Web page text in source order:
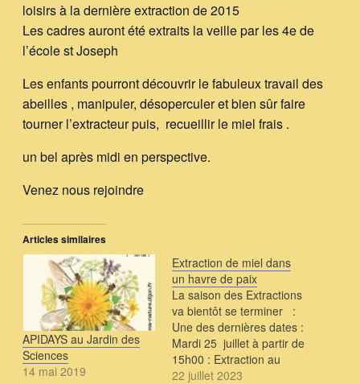
loisirs à la dernière extraction de 2015
Les cadres auront été extraits la veille par les 4e de
l’école st Joseph
Les enfants pourront découvrir le fabuleux travail des
abeilles , manipuler, désoperculer et bien sûr faire
tourner l’extracteur puis, recueillir le miel frais .
un bel après midi en perspective.
Venez nous rejoindre
Articles similaires
APIDAYS au Jardin des
Sciences
14 mai 2019
Extraction de miel dans
un havre de paix
La saison des Extractions
va bientôt se terminer :
Une des dernières dates :
Mardi 25 juillet à partir de
15h00 : Extraction au
naturel du miel en
22 juillet 2023